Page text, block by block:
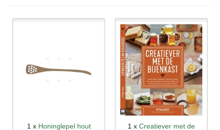
1 x Honinglepel hout
1 x Creatiever met de